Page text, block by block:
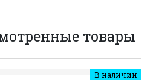
товары
В наличии